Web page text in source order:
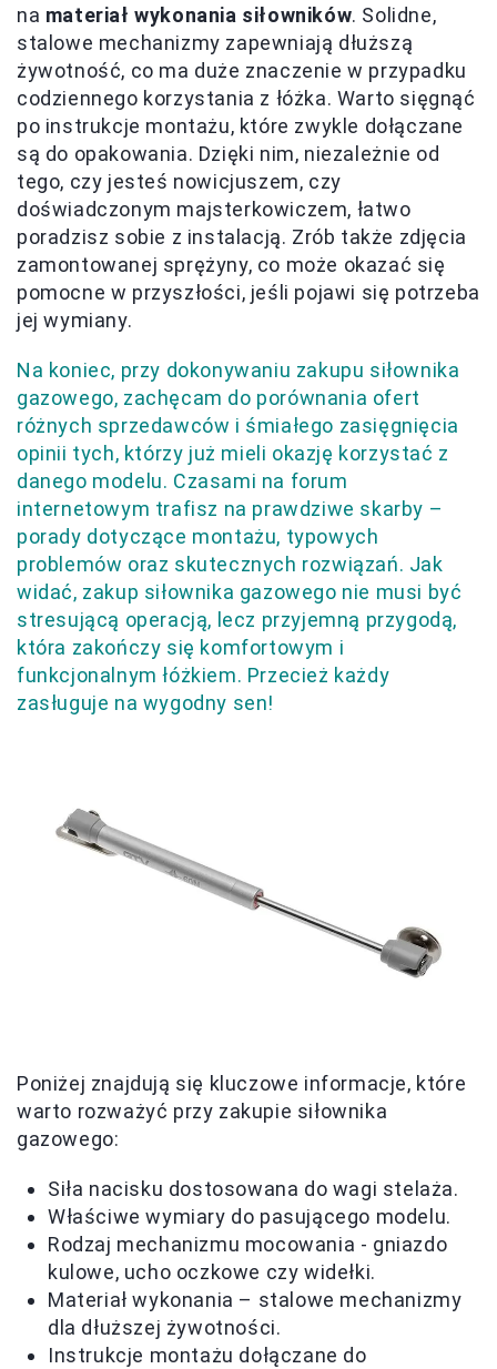
na materiał wykonania siłowników. Solidne,
stalowe mechanizmy zapewniają dłuższą
żywotność, co ma duże znaczenie w przypadku
codziennego korzystania z łóżka. Warto sięgnąć
po instrukcje montażu, które zwykle dołączane
są do opakowania. Dzięki nim, niezależnie od
tego, czy jesteś nowicjuszem, czy
doświadczonym majsterkowiczem, łatwo
poradzisz sobie z instalacją. Zrób także zdjęcia
zamontowanej sprężyny, co może okazać się
pomocne w przyszłości, jeśli pojawi się potrzeba
jej wymiany.
Na koniec, przy dokonywaniu zakupu siłownika
gazowego, zachęcam do porównania ofert
różnych sprzedawców i śmiałego zasięgnięcia
opinii tych, którzy już mieli okazję korzystać z
danego modelu. Czasami na forum
internetowym trafisz na prawdziwe skarby –
porady dotyczące montażu, typowych
problemów oraz skutecznych rozwiązań. Jak
widać, zakup siłownika gazowego nie musi być
stresującą operacją, lecz przyjemną przygodą,
która zakończy się komfortowym i
funkcjonalnym łóżkiem. Przecież każdy
zasługuje na wygodny sen!
Poniżej znajdują się kluczowe informacje, które
warto rozważyć przy zakupie siłownika
gazowego:
Siła nacisku dostosowana do wagi stelaża.
Właściwe wymiary do pasującego modelu.
Rodzaj mechanizmu mocowania - gniazdo
kulowe, ucho oczkowe czy widełki.
Materiał wykonania – stalowe mechanizmy
dla dłuższej żywotności.
Instrukcje montażu dołączane do